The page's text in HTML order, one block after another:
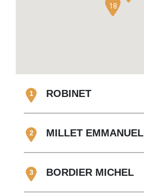
18
1 ROBINET
2 MILLET EMMANUEL
3 BORDIER MICHEL